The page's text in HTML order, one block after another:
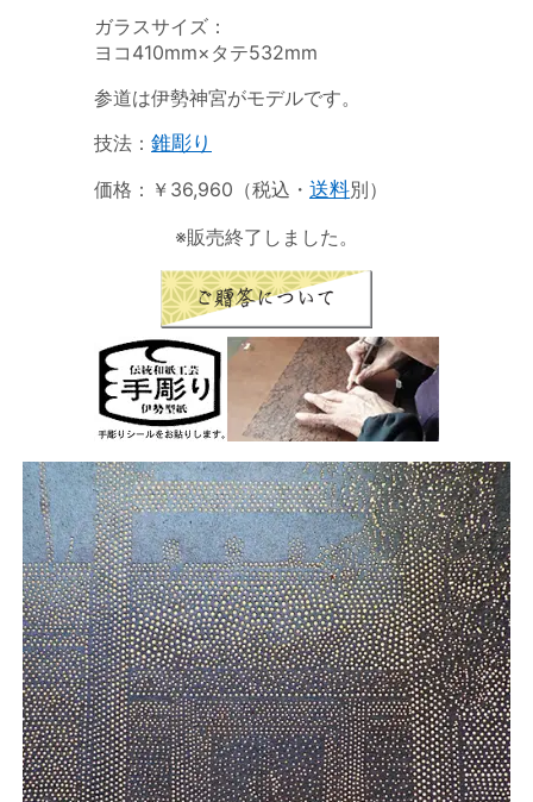
ガラスサイズ：
ヨコ410mm×タテ532mm
参道は伊勢神宮がモデルです。
技法： 錐彫り
価格：￥36,960（税込・ 送料別）
※販売終了しました。